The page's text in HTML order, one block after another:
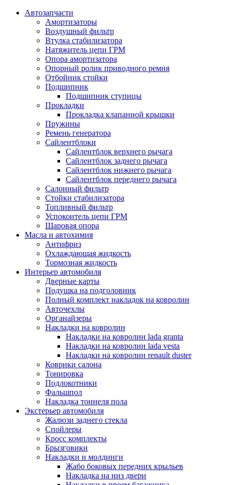
Автозапчасти
Амортизаторы
Воздушный фильтр
Втулка стабилизатора
Натяжитель цепи ГРМ
Опора амортизатора
Опорный ролик приводного ремня
Отбойник стойки
Подшипник
Подшипник ступицы
Прокладки
Прокладка клапанной крышки
Пружины
Ремень генератора
Сайлентблоки
Сайлентблок верхнего рычага
Сайлентблок заднего рычага
Сайлентблок нижнего рычага
Сайлентблок переднего рычага
Салонный фильтр
Стойки стабилизатора
Топливный фильтр
Успокоитель цепи ГРМ
Шаровая опора
Масла и автохимия
Антифриз
Охлаждающая жидкость
Тормозная жидкость
Интерьер автомобиля
Дверные карты
Подушка на подголовник
Полный комплект накладок на ковролин
Авточехлы
Органайзеры
Накладки на ковролин
Накладки на ковролин lada granta
Накладки на ковролин lada vesta
Накладки на ковролин renault duster
Коврики салона
Тонировка
Подлокотники
Фальшпол
Накладка тоннеля пола
Экстерьер автомобиля
Жалюзи заднего стекла
Спойлеры
Кросс комплекты
Брызговики
Накладки и молдинги
Жабо боковых передних крыльев
Накладка на низ двери